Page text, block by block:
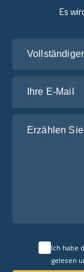
Es
Ich habe
gelesen